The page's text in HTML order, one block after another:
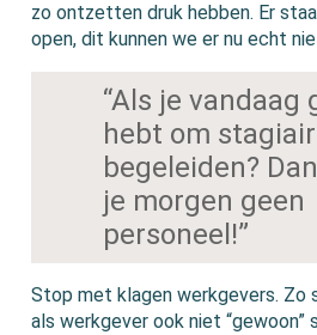
zo ontzetten druk hebben. Er
open, dit kunnen we er nu echt
“Als je vandaag
hebt om
begeleiden?
je morgen geen
personeel!”
Stop met klagen werkgevers. Zo
als werkgever ook niet “gewoon”